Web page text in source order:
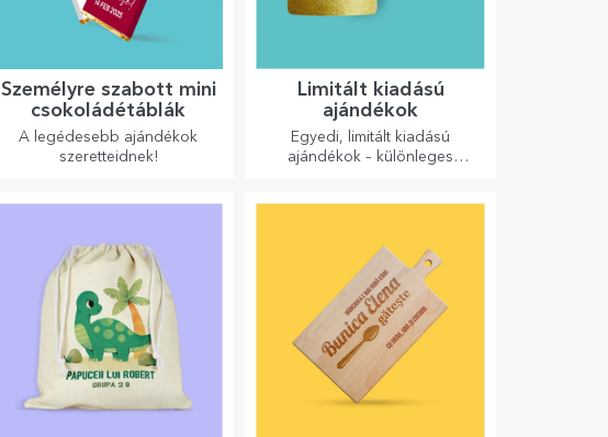
Személyre szabott mini
csokoládétáblák
A legédesebb ajándékok
szeretteidnek!
Limitált kiadású
ajándékok
Egyedi, limitált kiadású
ajándékok – különleges